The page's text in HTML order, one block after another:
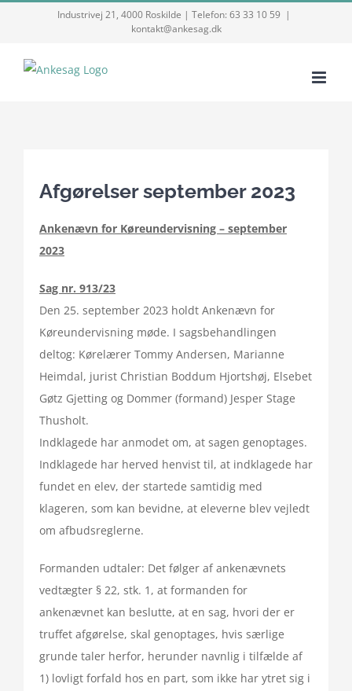
Industrivej 21, 4000 Roskilde | Telefon: 63 33 10 59 |
kontakt@ankesag.dk
Afgørelser september 2023
Ankenævn for Køreundervisning – september
2023
Sag nr. 913/23
Den 25. september 2023 holdt Ankenævn for
Køreundervisning møde. I sagsbehandlingen
deltog: Kørelærer Tommy Andersen, Marianne
Heimdal, jurist Christian Boddum Hjortshøj, Elsebet
Gøtz Gjetting og Dommer (formand) Jesper Stage
Thusholt.
Indklagede har anmodet om, at sagen genoptages.
Indklagede har herved henvist til, at indklagede har
fundet en elev, der startede samtidig med
klageren, som kan bevidne, at eleverne blev vejledt
om afbudsreglerne.
Formanden udtaler: Det følger af ankenævnets
vedtægter § 22, stk. 1, at formanden for
ankenævnet kan beslutte, at en sag, hvori der er
truffet afgørelse, skal genoptages, hvis særlige
grunde taler herfor, herunder navnlig i tilfælde af
1) lovligt forfald hos en part, som ikke har ytret sig i